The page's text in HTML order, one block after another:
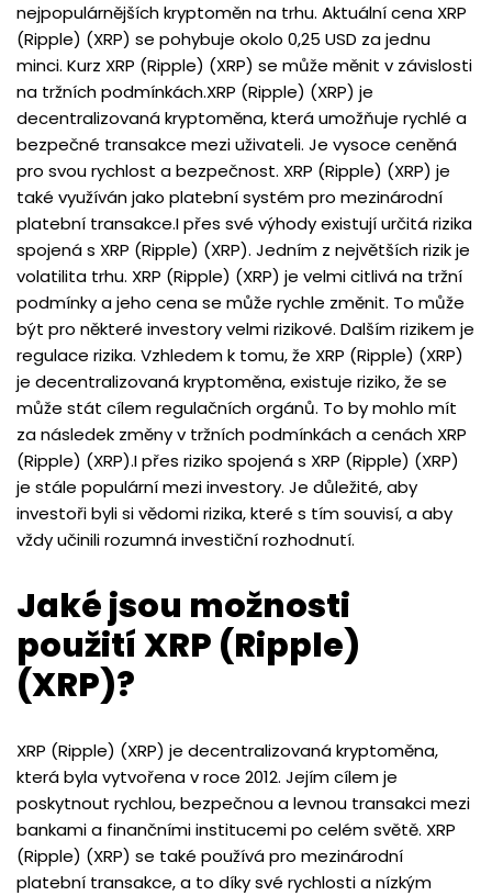
nejpopulárnějších kryptoměn na trhu. Aktuální cena XRP
(Ripple) (XRP) se pohybuje okolo 0,25 USD za jednu
minci. Kurz XRP (Ripple) (XRP) se může měnit v závislosti
na tržních podmínkách.XRP (Ripple) (XRP) je
decentralizovaná kryptoměna, která umožňuje rychlé a
bezpečné transakce mezi uživateli. Je vysoce ceněná
pro svou rychlost a bezpečnost. XRP (Ripple) (XRP) je
také využíván jako platební systém pro mezinárodní
platební transakce.I přes své výhody existují určitá rizika
spojená s XRP (Ripple) (XRP). Jedním z největších rizik je
volatilita trhu. XRP (Ripple) (XRP) je velmi citlivá na tržní
podmínky a jeho cena se může rychle změnit. To může
být pro některé investory velmi rizikové. Dalším rizikem je
regulace rizika. Vzhledem k tomu, že XRP (Ripple) (XRP)
je decentralizovaná kryptoměna, existuje riziko, že se
může stát cílem regulačních orgánů. To by mohlo mít
za následek změny v tržních podmínkách a cenách XRP
(Ripple) (XRP).I přes riziko spojená s XRP (Ripple) (XRP)
je stále populární mezi investory. Je důležité, aby
investoři byli si vědomi rizika, které s tím souvisí, a aby
vždy učinili rozumná investiční rozhodnutí.
Jaké jsou možnosti
použití XRP (Ripple)
(XRP)?
XRP (Ripple) (XRP) je decentralizovaná kryptoměna,
která byla vytvořena v roce 2012. Jejím cílem je
poskytnout rychlou, bezpečnou a levnou transakci mezi
bankami a finančními institucemi po celém světě. XRP
(Ripple) (XRP) se také používá pro mezinárodní
platební transakce, a to díky své rychlosti a nízkým